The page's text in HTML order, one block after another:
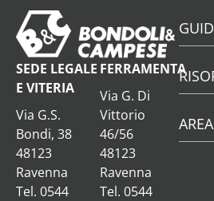
SEDE LEGALE
E VITERIA
Via G.S.
Bondi, 38
48123
Ravenna
Tel. 0544
FERRAMENTA
Via G. Di
Vittorio
46/56
48123
Ravenna
Tel. 0544